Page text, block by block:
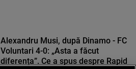
Alexandru Musi, după Dinamo - FC
Voluntari 4-0: „Asta a făcut
diferența”. Ce a spus despre Rapid